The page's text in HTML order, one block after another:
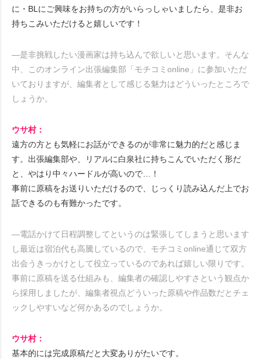
に・BLにご興味をお持ちの方がいらっしゃいましたら、是非お
持ちこみいただけると嬉しいです！
―是非挑戦したい漫画家は持ち込んで欲しいと思います。そんな
中、このオンライン出張編集部「モチコミonline」に参加いただ
いておりますが、編集者として感じる魅力はどういったところで
しょうか。
ウサ村：
遠方の方とも気軽にお話ができるのが非常に魅力的だと感じま
す。出張編集部や、リアルに白泉社に持ちこんでいただく形だ
と、やはり中々ハードルが高いので…！
事前に原稿をお送りいただけるので、じっくり読み込んだ上でお
話できるのも有難かったです。
―電話かけて日程調整してというのは緊張してしまうと思います
し最近は宿泊代も高騰しているので、モチコミonline通じて双方
出会うきっかけとして役立っているのであれば嬉しい限りです。
事前に原稿を送る仕組みも、編集者の確認しやすさという観点か
ら採用しましたが、編集者視点どういった原稿や作品数だとチェ
ックしやすいなど何かあるのでしょうか。
ウサ村：
基本的には完成原稿だと大変ありがたいです。